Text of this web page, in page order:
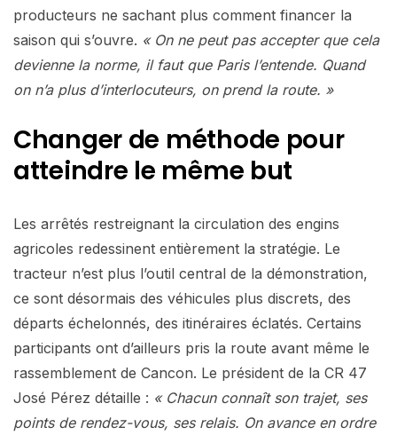
producteurs ne sachant plus comment financer la
saison qui s’ouvre. « On ne peut pas accepter que cela
devienne la norme, il faut que Paris l’entende. Quand
on n’a plus d’interlocuteurs, on prend la route. »
Changer de méthode pour
atteindre le même but
Les arrêtés restreignant la circulation des engins
agricoles redessinent entièrement la stratégie. Le
tracteur n’est plus l’outil central de la démonstration,
ce sont désormais des véhicules plus discrets, des
départs échelonnés, des itinéraires éclatés. Certains
participants ont d’ailleurs pris la route avant même le
rassemblement de Cancon. Le président de la CR 47
José Pérez détaille : « Chacun connaît son trajet, ses
points de rendez-vous, ses relais. On avance en ordre